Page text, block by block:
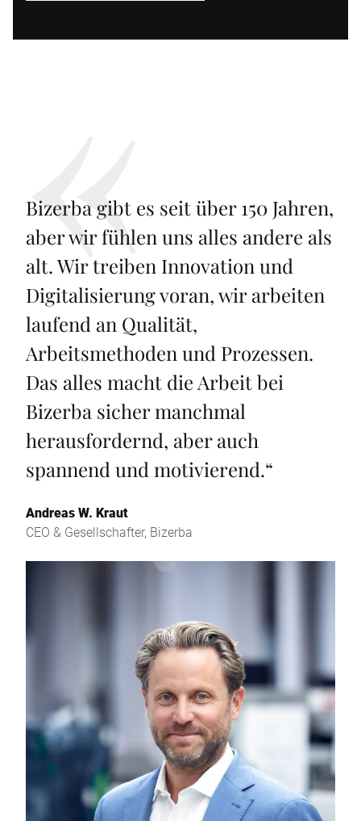
Bizerba gibt es seit über 150 Jahren,
aber wir fühlen uns alles andere als
alt. Wir treiben Innovation und
Digitalisierung voran, wir arbeiten
laufend an Qualität,
Arbeitsmethoden und Prozessen.
Das alles macht die Arbeit bei
Bizerba sicher manchmal
herausfordernd, aber auch
spannend und motivierend.“
Andreas W. Kraut
CEO & Gesellschafter, Bizerba